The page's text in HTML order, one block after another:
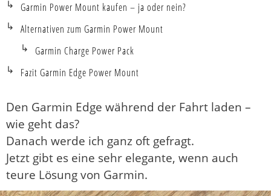
Den Garmin Edge während der Fahrt laden –
wie geht das?
Danach werde ich ganz oft gefragt.
Jetzt gibt es eine sehr elegante, wenn auch
teure Lösung von Garmin.
Garmin Power Mount kaufen – ja oder nein?
Alternativen zum Garmin Power Mount
Garmin Charge Power Pack
Fazit Garmin Edge Power Mount